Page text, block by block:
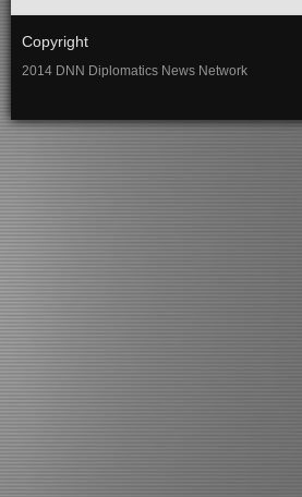
Copyright
2014 DNN Diplomatics News Network